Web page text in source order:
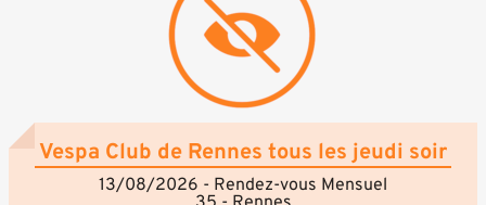
Rendez-vous sur place à partir de 11h
Vespa Club de Rennes tous les jeudi soir
13/08/2026 - Rendez-vous Mensuel